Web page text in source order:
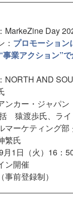
MarkeZine Day
プロモーション
事業アクション”
NORTH AND
ンカー・ジャパ
猿渡歩氏、ライ
ーケティング部
繁氏
月1日（火）16：
ン開催
前登録制）